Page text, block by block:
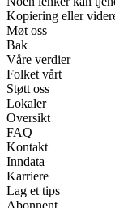
Kopiering eller
Møt oss
Bak
Våre verdier
Folket vårt
Støtt oss
Lokaler
Oversikt
FAQ
Kontakt
Inndata
Karriere
Lag et tips
Abonnent